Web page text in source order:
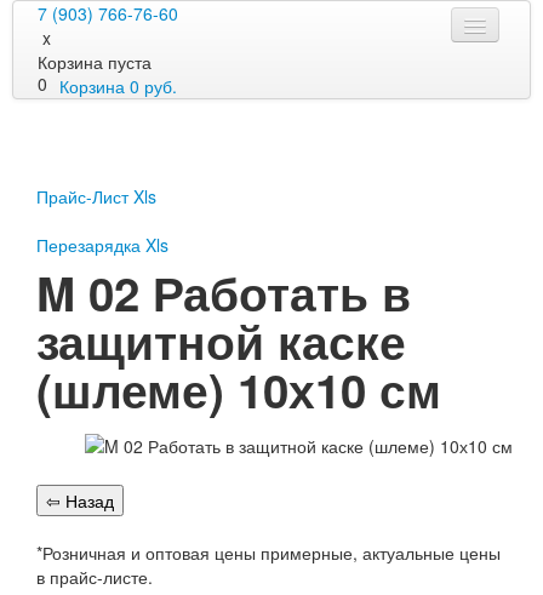
7 (903) 766-76-60
x
Корзина пуста
0 Корзина 0 руб.
Перезарядка ОП
Перезарядка ОВП
Доставка
Оплата
Гарантии
О нас
Публичная оферта
Сертификаты
Вопрос-Ответ
Контакты
Прайс-Лист Xls
Перезарядка Xls
M 02 Работать в
защитной каске
(шлеме) 10х10 см
*Розничная и оптовая цены примерные, актуальные цены
в прайс-листе.